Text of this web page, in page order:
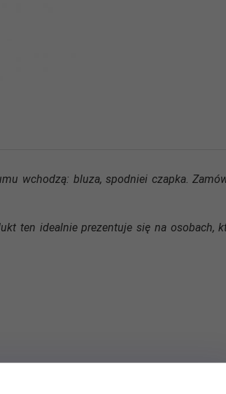
wchodzą: bluza, spodniei czapka.
ten idealnie prezentuje się na osobach,